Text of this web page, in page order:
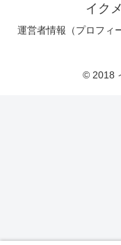
イク
運営者情報（プロフィ
© 2018